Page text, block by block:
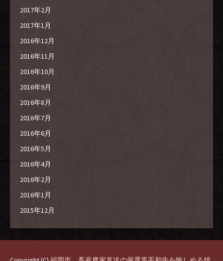
2017年2月
2017年1月
2016年12月
2016年11月
2016年10月
2016年9月
2016年8月
2016年7月
2016年6月
2016年5月
2016年4月
2016年2月
2016年1月
2015年12月